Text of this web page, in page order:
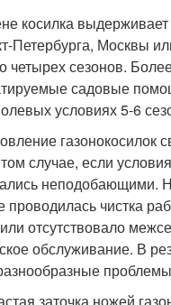
косилка выдерживает
Петербурга, Москвы
четырех сезонов.
садовые
условиях 5-6
газонокосилок
случае, если
неподобающими.
чистка
отсутствовало
обслуживание. В